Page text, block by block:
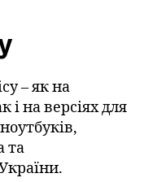
– як на
і на версіях для
та